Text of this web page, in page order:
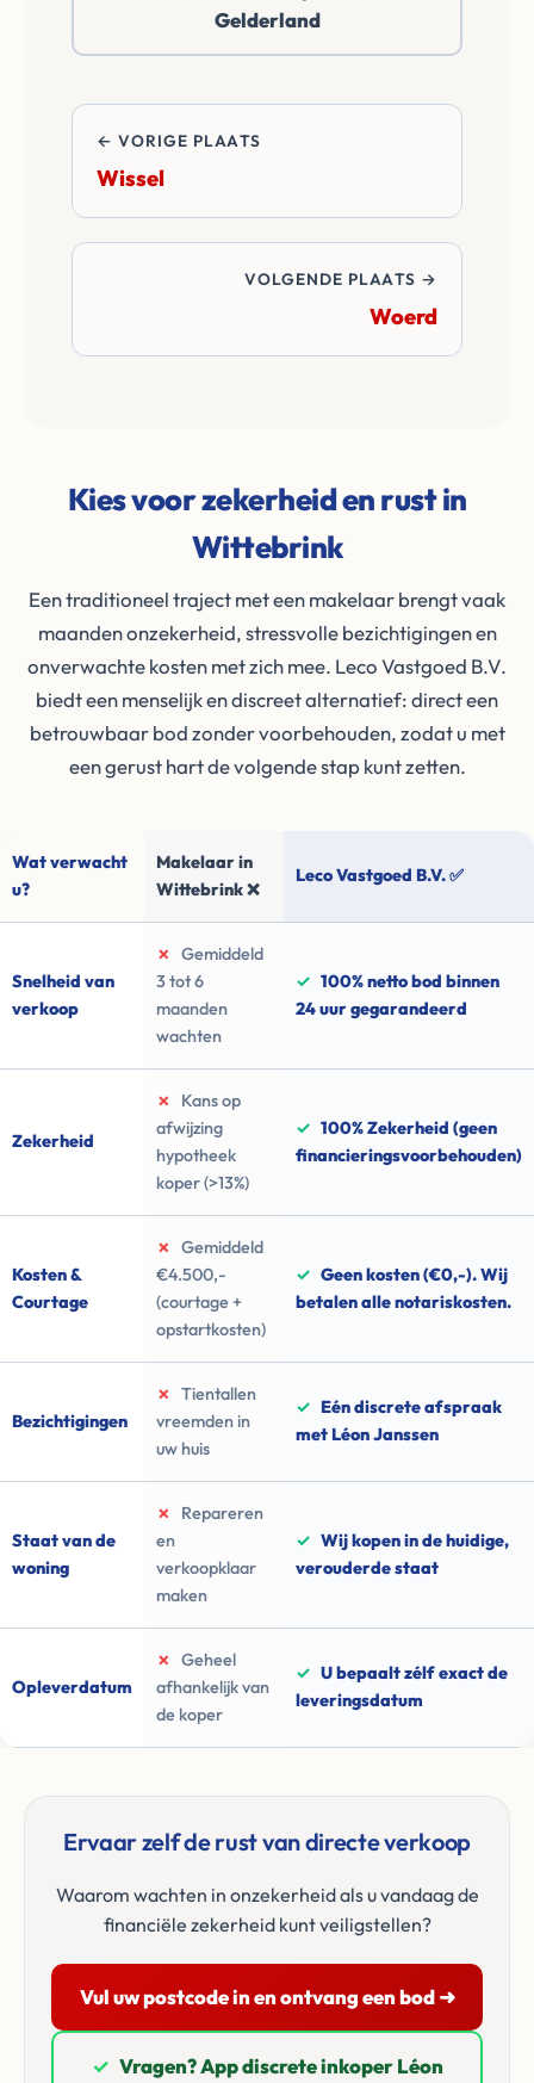
overdrachtskosten
en notariskosten van
Gelderland
← VORIGE PLAATS
Wissel
VOLGENDE PLAATS →
Woerd
Kies voor zekerheid en rust in
Wittebrink
Een traditioneel traject met een makelaar brengt vaak
maanden onzekerheid, stressvolle bezichtigingen en
onverwachte kosten met zich mee. Leco Vastgoed B.V.
biedt een menselijk en discreet alternatief: direct een
betrouwbaar bod zonder voorbehouden, zodat u met
een gerust hart de volgende stap kunt zetten.
Wat verwacht
u?
Makelaar in
Wittebrink ❌
Leco Vastgoed B.V. ✅
Snelheid van
verkoop
✗
Gemiddeld
3 tot 6
maanden
wachten
✓ 100% netto bod binnen
24 uur gegarandeerd
Zekerheid
✗
Kans op
afwijzing
hypotheek
koper (>13%)
✓ 100% Zekerheid (geen
financieringsvoorbehouden)
Kosten &
Courtage
✗
Gemiddeld
€4.500,-
(courtage +
opstartkosten)
✓ Geen kosten (€0,-). Wij
betalen alle notariskosten.
Bezichtigingen
✗
Tientallen
vreemden in
uw huis
✓ Eén discrete afspraak
met Léon Janssen
Staat van de
woning
✗
Repareren
en
verkoopklaar
maken
✓ Wij kopen in de huidige,
verouderde staat
Opleverdatum
✗
Geheel
afhankelijk van
de koper
✓ U bepaalt zélf exact de
leveringsdatum
Ervaar zelf de rust van directe verkoop
Waarom wachten in onzekerheid als u vandaag de
financiële zekerheid kunt veiligstellen?
Vul uw postcode in en ontvang een bod ➜
✓ Vragen? App discrete inkoper Léon